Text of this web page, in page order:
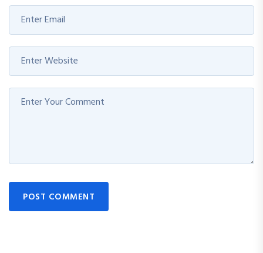
POST COMMENT